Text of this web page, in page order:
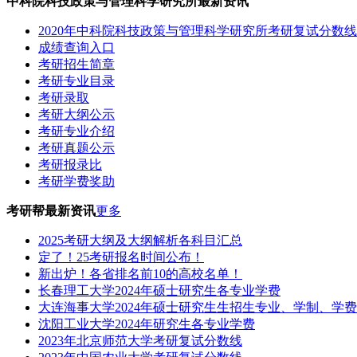
2020年中科院科技政策与管理科学研究所考研复试分数线
成绩查询入口
考研招生简章
考研专业目录
考研录取
考研大纲公示
考研专业介绍
考研真题公示
考研报录比
考研学费奖助
考研帮最新资讯更多
2025考研大纲及大纲解析各科目汇总
定了！25考研报名时间公布！
新出炉！各省排名前10的高校名单！
长春理工大学2024年硕士研究生各专业学费
大连海事大学2024年硕士研究生生招生专业、学制、学
沈阳工业大学2024年研究生各专业学费
2023年北京师范大学考研复试分数线